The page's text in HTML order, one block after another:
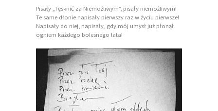
Pisały „Tęsknić za Niemożliwym”, pisały niemożliwym!
Te same dłonie napisały pierwszy raz w życiu pierwsze!
Napisały do niej, napisały, gdy mój umysł już płonął
ogniem każdego bolesnego lata!